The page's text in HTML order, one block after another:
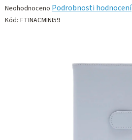
Průměrné
hodnocení
Neohodnoceno Podrobnosti hodnocení
Kód: FTINACMINI59